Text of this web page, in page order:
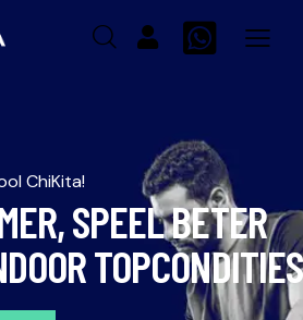
ChiKita!
SPEEL BETER
TOPCONDITIES